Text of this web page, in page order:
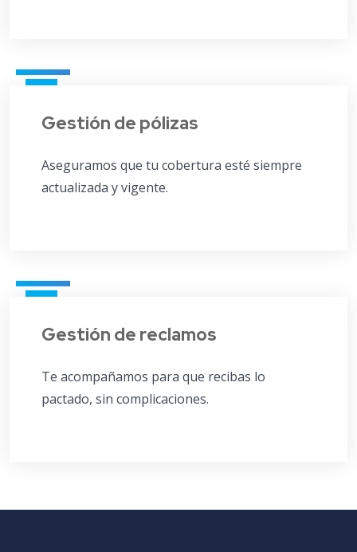
Gestión de pólizas
Aseguramos que tu cobertura esté siempre
actualizada y vigente.
Gestión de reclamos
Te acompañamos para que recibas lo
pactado, sin complicaciones.